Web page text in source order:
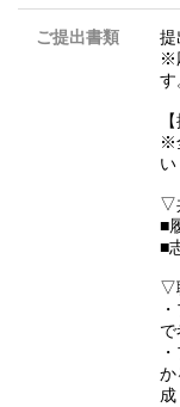
ご提出書類
※
す
※
い
▽
■
■
▽